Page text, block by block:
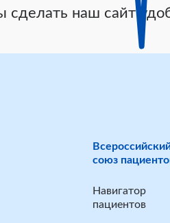
сделать наш сайт
союз
Навигатор
пациентов